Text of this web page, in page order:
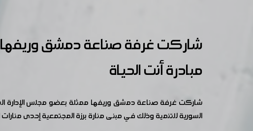
شاركت غرفة صناعة دمشق وريفها
مبادرة أنت الحياة
شاركت غرفة صناعة دمشق وريفها ممثلة بعضو مجلس الإدارة
السورية للتنمية وذلك في مبنى منارة برزة المجتمعية إحدى منارات